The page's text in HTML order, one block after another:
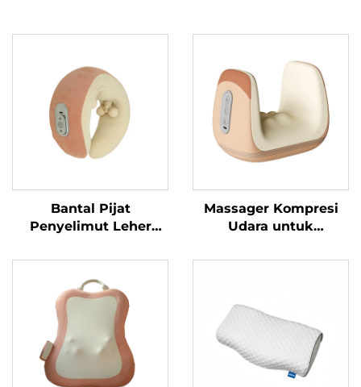
Bantal Pijat
Penyelimut Leher
Massager Kompresi
Udara untuk
Tenosinovitis